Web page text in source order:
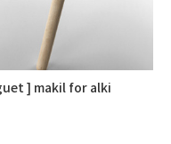
] makil for alki